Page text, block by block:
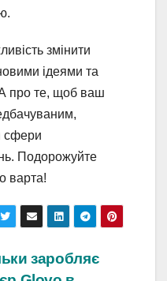
змінити
ідеями та
А про те, щоб ваш
сфери
Подорожуйте
варта!
заробляє